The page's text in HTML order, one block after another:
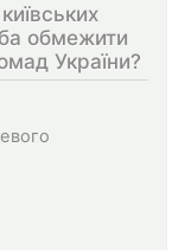
обмежити
України?